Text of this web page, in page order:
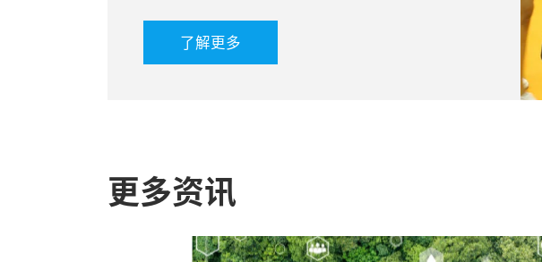
了解更多
更多资讯